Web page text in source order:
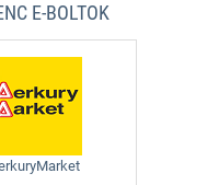
E-BOLTOK